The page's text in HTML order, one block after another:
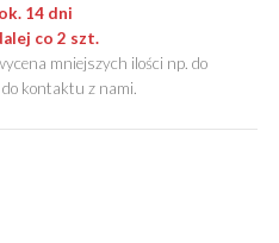
14 dni
co 2 szt.
mniejszych ilości np. do
kontaktu z nami.